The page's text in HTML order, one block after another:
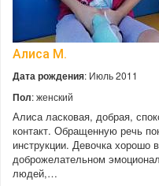
Алиса М.
Дата рождения: Июль 2011
Пол: женский
Алиса ласковая, добрая,
контакт. Обращенную речь
инструкции. Девочка хорошо
доброжелательном
людей,…